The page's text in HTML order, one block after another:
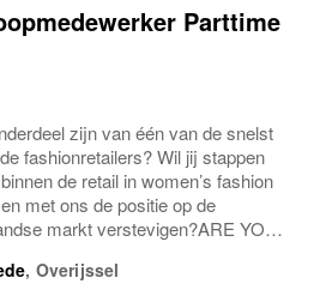
Parttime
zijn van één van de snelst
fashionretailers? Wil jij stappen
de retail in women’s fashion
met ons de positie op de
markt verstevigen?ARE YOU
Enschede zijn we op zoek naar een
, Overijssel